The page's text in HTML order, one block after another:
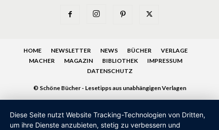
HOME NEWSLETTER NEWS BÜCHER
VERLAGE
MACHER
MAGAZIN BIBLIOTHEK
IMPRESSUM
DATENSCHUTZ
© Schöne Bücher - Lesetipps aus unabhängigen Verlagen
Diese Seite nutzt Website Tracking-Technologien von Dritten,
um ihre Dienste anzubieten, stetig zu verbessern und